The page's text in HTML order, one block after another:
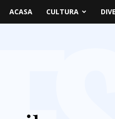
Salvati
ACASA CULTURA